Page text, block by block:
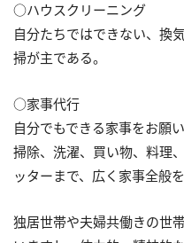
○ハウスクリーニング
自分たちではできない、換
掃が主である。
○家事代行
自分でもできる家事をお願
掃除、洗濯、買い物、料理
ッターまで、広く家事全般
独居世帯や夫婦共働きの世